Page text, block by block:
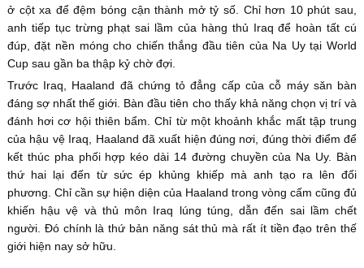
ở cột xa để đệm bóng cận thành mở tỷ số. Chỉ hơn 10 phút sau,
anh tiếp tục trừng phạt sai lầm của hàng thủ Iraq để hoàn tất cú
đúp, đặt nền móng cho chiến thắng đầu tiên của Na Uy tại World
Cup sau gần ba thập kỷ chờ đợi.
Trước Iraq, Haaland đã chứng tỏ đẳng cấp của cỗ máy săn bàn
đáng sợ nhất thế giới. Bàn đầu tiên cho thấy khả năng chọn vị trí và
đánh hơi cơ hội thiên bẩm. Chỉ từ một khoảnh khắc mất tập trung
của hậu vệ Iraq, Haaland đã xuất hiện đúng nơi, đúng thời điểm để
kết thúc pha phối hợp kéo dài 14 đường chuyền của Na Uy. Bàn
thứ hai lại đến từ sức ép khủng khiếp mà anh tạo ra lên đối
phương. Chỉ cần sự hiện diện của Haaland trong vòng cấm cũng đủ
khiến hậu vệ và thủ môn Iraq lúng túng, dẫn đến sai lầm chết
người. Đó chính là thứ bản năng sát thủ mà rất ít tiền đạo trên thế
giới hiện nay sở hữu.